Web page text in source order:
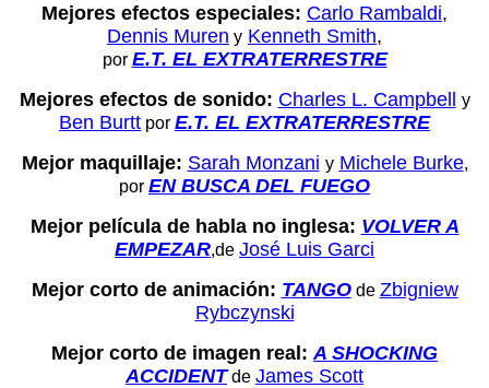
Mejores efectos especiales: Carlo Rambaldi,
Dennis Muren y Kenneth Smith,
por E.T. EL EXTRATERRESTRE
Mejores efectos de sonido: Charles L. Campbell y
Ben Burtt por E.T. EL EXTRATERRESTRE
Mejor maquillaje: Sarah Monzani y Michele Burke,
por EN BUSCA DEL FUEGO
Mejor película de habla no inglesa: VOLVER A
EMPEZAR,de José Luis Garci
Mejor corto de animación: TANGOde Zbigniew
Rybczynski
Mejor corto de imagen real: A SHOCKING
ACCIDENTde James Scott